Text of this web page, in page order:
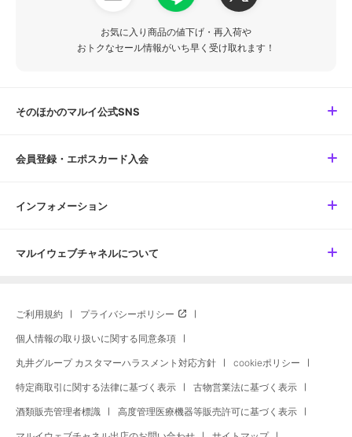
お気に入り商品の値下げ・再入荷や
おトクなセール情報がいち早く受け取れます！
そのほかのマルイ公式SNS
会員登録・エポスカード入会
インフォメーション
マルイウェブチャネルについて
ご利用規約 プライバシーポリシー
個人情報の取り扱いに関する同意条項
丸井グループ カスタマーハラスメント対応方針 cookieポリシー
特定商取引に関する法律に基づく表示 古物営業法に基づく表示
酒類販売管理者標識 高度管理医療機器等販売許可に基づく表示